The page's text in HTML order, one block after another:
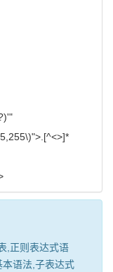
,正则表达式语
语法,子表达式